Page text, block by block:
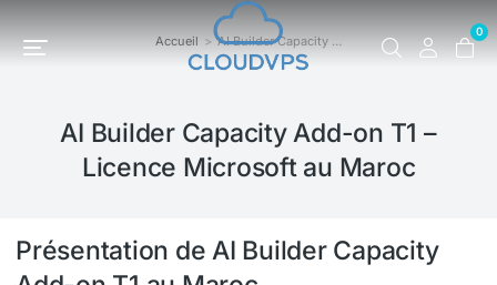
0
Vous êtes ici : Accueil AI Builder Capacity …
AI Builder Capacity Add-on T1 –
Licence Microsoft au Maroc
Présentation de AI Builder Capacity